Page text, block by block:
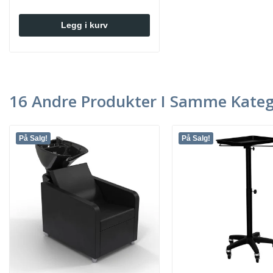
Legg i kurv
16 Andre Produkter I Samme
På Salg! På Salg!